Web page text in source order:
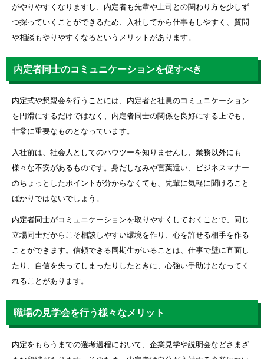
がやりやすくなりますし、内定者も先輩や上司との関わり方を少しず
つ探っていくことができるため、入社してから仕事もしやすく、質問
や相談もやりやすくなるというメリットがあります。
内定者同士のコミュニケーションを促すべき
内定式や懇親会を行うことには、内定者と社員のコミュニケーション
を円滑にするだけではなく、内定者同士の関係を良好にする上でも、
非常に重要なものとなっています。
入社前は、社会人としてのハウツーを知りませんし、業務以外にも
様々な不安があるものです。身だしなみや言葉遣い、ビジネスマナー
のちょっとしたポイントが分からなくても、先輩に気軽に聞けること
ばかりではないでしょう。
内定者同士がコミュニケーションを取りやすくしておくことで、同じ
立場同士だからこそ相談しやすい環境を作り、心を許せる相手を作る
ことができます。信頼できる同期生がいることは、仕事で壁に直面し
たり、自信を失ってしまったりしたときに、心強い手助けとなってく
れることがあります。
職場の見学会を行う様々なメリット
内定をもらうまでの選考過程において、企業見学や説明会などさまざ